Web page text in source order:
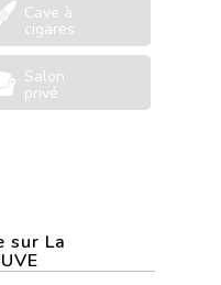
Cave à
cigares
Salon
privé
sur La